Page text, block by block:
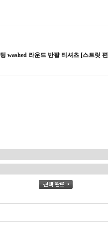
washed 라운드 반팔 티셔츠 [스트릿